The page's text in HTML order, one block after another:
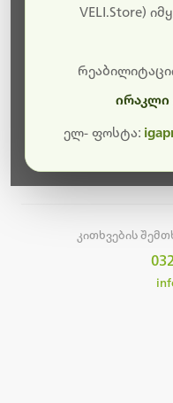
მალე ისევ
კითხვების
VELI.Store)
ელ- ფოსტა: